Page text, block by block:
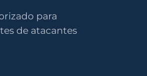
para
de atacantes